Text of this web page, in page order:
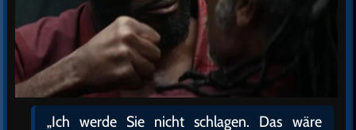
„Ich werde Sie nicht schlagen. Das wäre